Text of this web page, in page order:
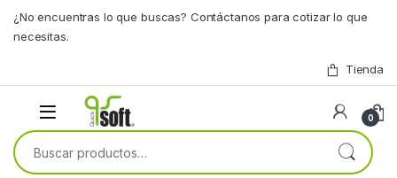
¿No encuentras lo que buscas? Contáctanos para cotizar lo que
necesitas.
Tienda
0
Buscar por: